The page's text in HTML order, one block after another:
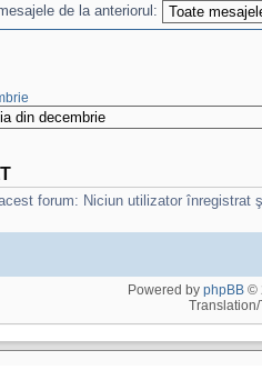
de la anteriorul:
forum: Niciun utilizator înregistrat
Powered by phpBB©